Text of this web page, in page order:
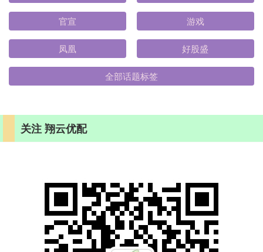
官宣 游戏
凤凰 好股盛
全部话题标签
关注 翔云优配